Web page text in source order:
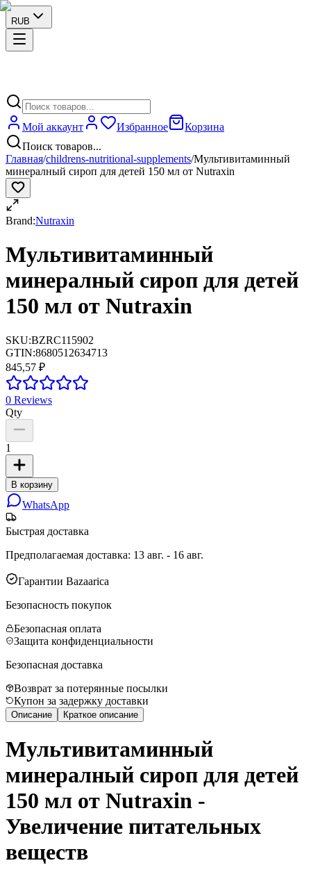
RUB
Мой аккаунт Избранное
Корзина
Поиск товаров...
Главная/childrens-nutritional-supplements/Мультивитаминный
минералный сироп для детей 150 мл от Nutraxin
Brand:Nutraxin
Мультивитаминный
минералный сироп для детей
150 мл от Nutraxin
SKU:BZRC115902
GTIN:8680512634713
845,57 ₽
0 Reviews
Qty
1
В корзину
WhatsApp
Быстрая доставка
Предполагаемая доставка: 13 авг. - 16 авг.
Гарантии Bazaarica
Безопасность покупок
Безопасная оплата
Защита конфиденциальности
Безопасная доставка
Возврат за потерянные посылки
Купон за задержку доставки
Описание Краткое описание
Мультивитаминный
минералный сироп для детей
150 мл от Nutraxin -
Увеличение питательных
веществ